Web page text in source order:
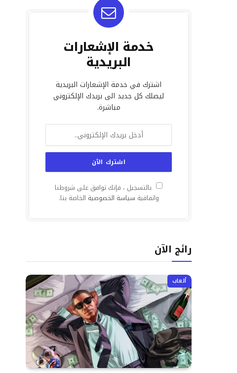
خدمة الإشعارات
البريدية
اشترك في خدمة الإشعارات البريدية
ليصلك كل جديد الى بريدك الإلكتروني
مباشرة.
بالتسجيل ، فإنك توافق على شروطنا
واتفاقية سياسة الخصوصية الخاصة بنا.
رائج الآن
ألعاب